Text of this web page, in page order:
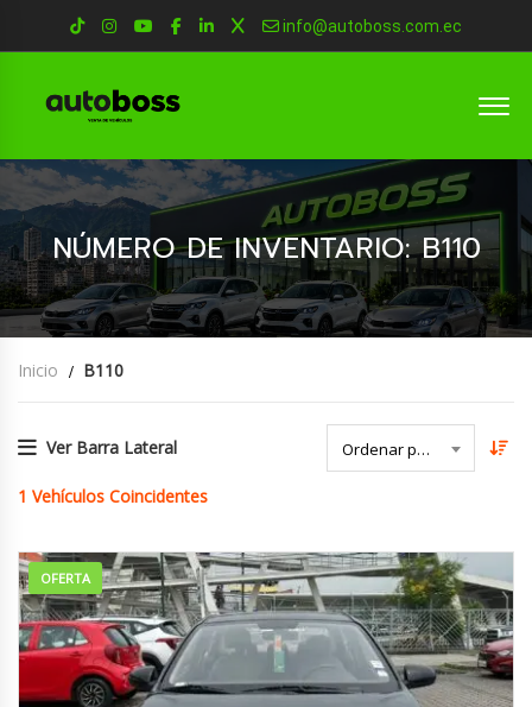
info@autoboss.com.ec
NÚMERO DE INVENTARIO: B110
Inicio B110
Ver Barra Lateral Ordenar por Fecha
1 Vehículos Coincidentes
OFERTA